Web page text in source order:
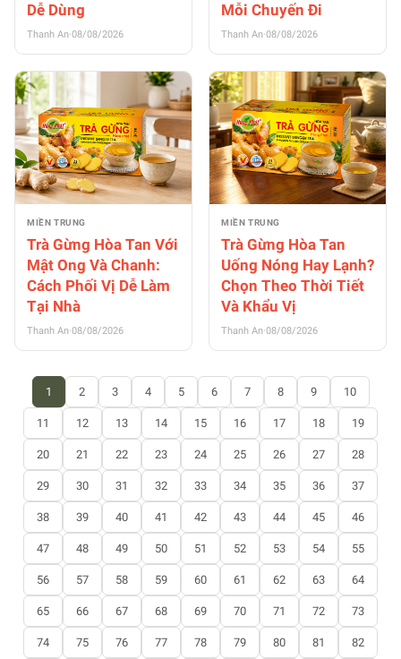
Dễ Dùng
Thanh An·08/08/2026
Mỗi Chuyến Đi
Thanh An·08/08/2026
MIỀN TRUNG
Trà Gừng Hòa Tan Với
Mật Ong Và Chanh:
Cách Phối Vị Dễ Làm
Tại Nhà
Thanh An·08/08/2026
MIỀN TRUNG
Trà Gừng Hòa Tan
Uống Nóng Hay Lạnh?
Chọn Theo Thời Tiết
Và Khẩu Vị
Thanh An·08/08/2026
1 2 3 4 5 6 7 8 9 10
11 12 13 14 15 16 17 18 19
20 21 22 23 24 25 26 27 28
29 30 31 32 33 34 35 36 37
38 39 40 41 42 43 44 45 46
47 48 49 50 51 52 53 54 55
56 57 58 59 60 61 62 63 64
65 66 67 68 69 70 71 72 73
74 75 76 77 78 79 80 81 82